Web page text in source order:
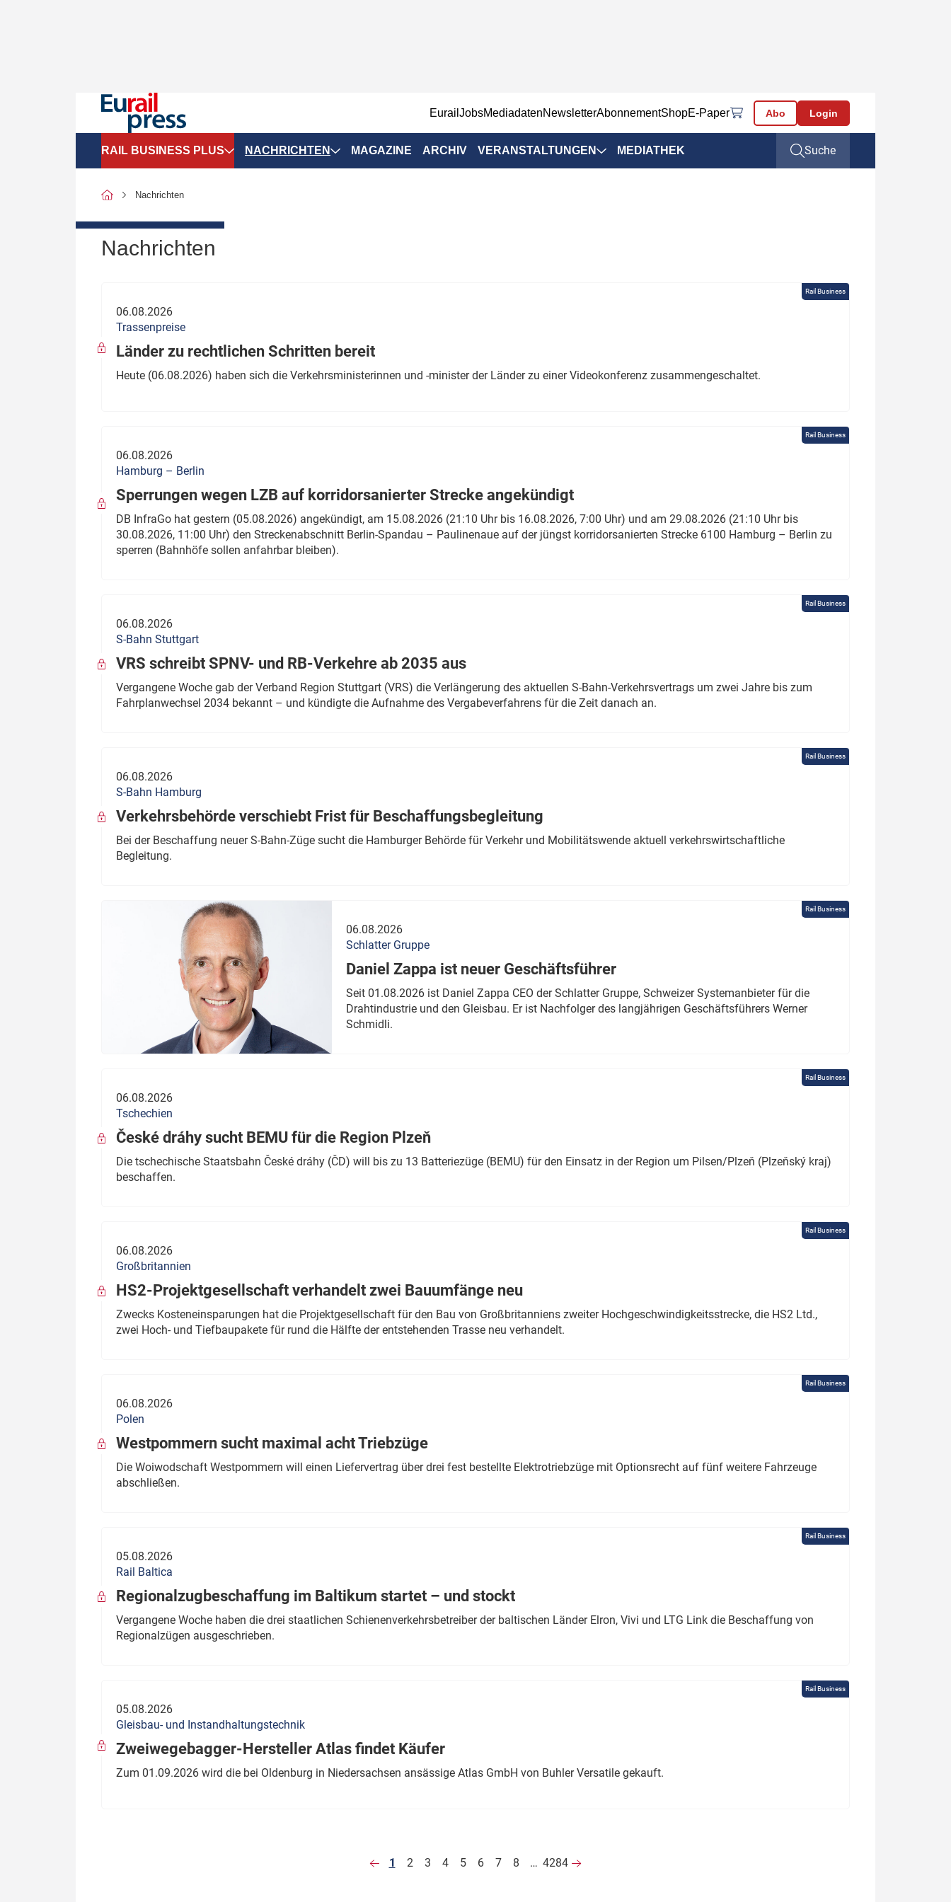
EurailJobsMediadatenNewsletterAbonnementShopE-Paper Abo Login
RAIL BUSINESS PLUS
SPNV-Marktdaten
Politik
wen?
Thema des Monats
Dossier: Generalsanierung
Dossier: ETCS
Dossier:
NACHRICHTEN MAGAZINE ARCHIV VERANSTALTUNGEN MEDIATHEK Suche
Nachrichten
Nachrichten
Rail Business
06.08.2026
Trassenpreise
Länder zu rechtlichen Schritten bereit
Heute (06.08.2026) haben sich die Verkehrsministerinnen und -minister der Länder zu einer Videokonferenz zusammengeschaltet.
Rail Business
06.08.2026
Hamburg – Berlin
Sperrungen wegen LZB auf korridorsanierter Strecke angekündigt
DB InfraGo hat gestern (05.08.2026) angekündigt, am 15.08.2026 (21:10 Uhr bis 16.08.2026, 7:00 Uhr) und am 29.08.2026 (21:10 Uhr bis
30.08.2026, 11:00 Uhr) den Streckenabschnitt Berlin-Spandau – Paulinenaue auf der jüngst korridorsanierten Strecke 6100 Hamburg – Berlin zu
sperren (Bahnhöfe sollen anfahrbar bleiben).
Rail Business
06.08.2026
S-Bahn Stuttgart
VRS schreibt SPNV- und RB-Verkehre ab 2035 aus
Vergangene Woche gab der Verband Region Stuttgart (VRS) die Verlängerung des aktuellen S-Bahn-Verkehrsvertrags um zwei Jahre bis zum
Fahrplanwechsel 2034 bekannt – und kündigte die Aufnahme des Vergabeverfahrens für die Zeit danach an.
Rail Business
06.08.2026
S-Bahn Hamburg
Verkehrsbehörde verschiebt Frist für Beschaffungsbegleitung
Bei der Beschaffung neuer S-Bahn-Züge sucht die Hamburger Behörde für Verkehr und Mobilitätswende aktuell verkehrswirtschaftliche
Begleitung.
Rail Business
06.08.2026
Schlatter Gruppe
Daniel Zappa ist neuer Geschäftsführer
Seit 01.08.2026 ist Daniel Zappa CEO der Schlatter Gruppe, Schweizer Systemanbieter für die
Drahtindustrie und den Gleisbau. Er ist Nachfolger des langjährigen Geschäftsführers Werner
Schmidli.
Rail Business
06.08.2026
Tschechien
České dráhy sucht BEMU für die Region Plzeň
Die tschechische Staatsbahn České dráhy (ČD) will bis zu 13 Batteriezüge (BEMU) für den Einsatz in der Region um Pilsen/Plzeň (Plzeňský kraj)
beschaffen.
Rail Business
06.08.2026
Großbritannien
HS2-Projektgesellschaft verhandelt zwei Bauumfänge neu
Zwecks Kosteneinsparungen hat die Projektgesellschaft für den Bau von Großbritanniens zweiter Hochgeschwindigkeitsstrecke, die HS2 Ltd.,
zwei Hoch- und Tiefbaupakete für rund die Hälfte der entstehenden Trasse neu verhandelt.
Rail Business
06.08.2026
Polen
Westpommern sucht maximal acht Triebzüge
Die Woiwodschaft Westpommern will einen Liefervertrag über drei fest bestellte Elektrotriebzüge mit Optionsrecht auf fünf weitere Fahrzeuge
abschließen.
Rail Business
05.08.2026
Rail Baltica
Regionalzugbeschaffung im Baltikum startet – und stockt
Vergangene Woche haben die drei staatlichen Schienenverkehrsbetreiber der baltischen Länder Elron, Vivi und LTG Link die Beschaffung von
Regionalzügen ausgeschrieben.
Rail Business
05.08.2026
Gleisbau- und Instandhaltungstechnik
Zweiwegebagger-Hersteller Atlas findet Käufer
Zum 01.09.2026 wird die bei Oldenburg in Niedersachsen ansässige Atlas GmbH von Buhler Versatile gekauft.
1 2 3 4 5 6 7 8 … 4284